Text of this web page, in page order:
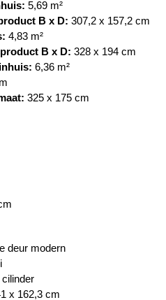
5,69 m²
B x D: 307,2 x 157,2 cm
4,83 m²
B x D: 328 x 194 cm
6,36 m²
325 x 175 cm
deur modern
x 162,3 cm